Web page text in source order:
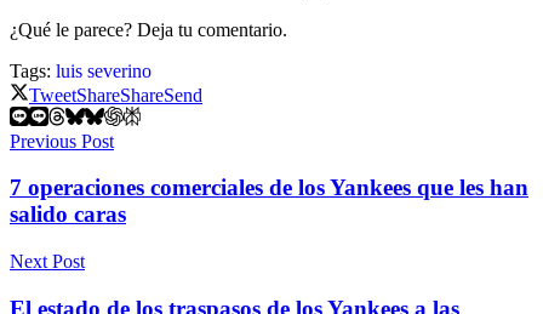
¿Qué le parece? Deja tu comentario.
Tags: luis severino
TweetShareShareSend
Previous Post
7 operaciones comerciales de los Yankees que les han
salido caras
Next Post
El estado de los traspasos de los Yankees a las